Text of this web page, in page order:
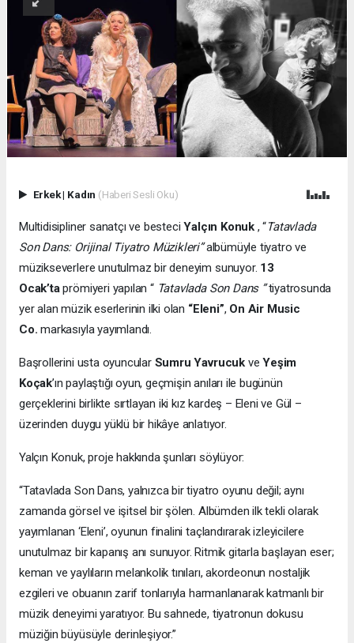
Erkek| Kadın (Haberi Sesli Oku)
Multidisipliner sanatçı ve besteciYalçın Konuk , “Tatavlada
Son Dans: Orijinal Tiyatro Müzikleri”albümüyle tiyatro ve
müzikseverlere unutulmaz bir deneyim sunuyor. 13
Ocak’taprömiyeri yapılan “ Tatavlada Son Dans ”tiyatrosunda
yer alan müzik eserlerinin ilki olan “Eleni”, On Air Music
Co. markasıyla yayımlandı.
Başrollerini usta oyuncular Sumru YavrucukveYeşim
Koçak’ın paylaştığı oyun, geçmişin anıları ile bugünün
gerçeklerini birlikte sırtlayan iki kız kardeş – Eleni ve Gül –
üzerinden duygu yüklü bir hikâye anlatıyor.
Yalçın Konuk, proje hakkında şunları söylüyor:
“Tatavlada Son Dans, yalnızca bir tiyatro oyunu değil; aynı
zamanda görsel ve işitsel bir şölen. Albümden ilk tekli olarak
yayımlanan ‘Eleni’, oyunun finalini taçlandırarak izleyicilere
unutulmaz bir kapanış anı sunuyor. Ritmik gitarla başlayan eser;
keman ve yaylıların melankolik tınıları, akordeonun nostaljik
ezgileri ve obuanın zarif tonlarıyla harmanlanarak katmanlı bir
müzik deneyimi yaratıyor. Bu sahnede, tiyatronun dokusu
müziğin büyüsüyle derinleşiyor.”